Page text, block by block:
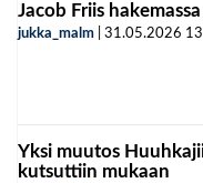
Jacob Friis
jukka_malm 31.05.2026
Yksi muutos
kutsuttiin mukaan